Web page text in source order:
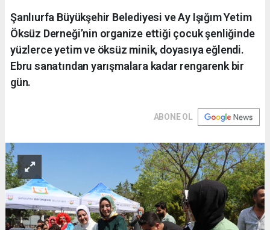
Şanlıurfa Büyükşehir Belediyesi ve Ay Işığım Yetim
Öksüz Derneği’nin organize ettiği çocuk şenliğinde
yüzlerce yetim ve öksüz minik, doyasıya eğlendi.
Ebru sanatından yarışmalara kadar rengarenk bir
gün.
ABONE OL